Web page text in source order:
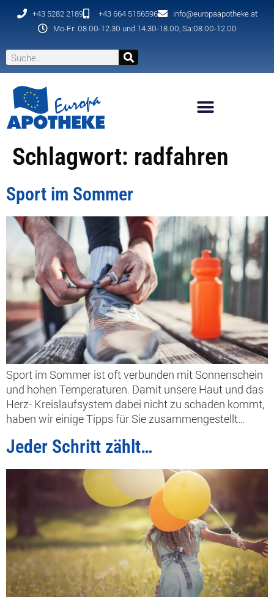
+43 5282 2189 +43 664 5156596
info@europaapotheke.at
Mo-Fr: 08.00-12.30 und 14.30-18.00, Sa:08.00-12.00
Schlagwort: radfahren
Sport im Sommer
Sport im Sommer ist oft verbunden mit Sonnenschein
und hohen Temperaturen. Damit unsere Haut und das
Herz- Kreislaufsystem dabei nicht zu schaden kommt,
haben wir einige Tipps für Sie zusammengestellt…
Jeder Schritt zählt…